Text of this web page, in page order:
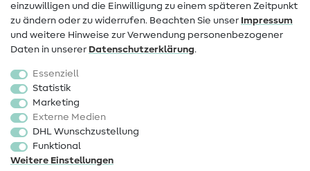
Beliebt
Stoffe
Sale
Schnittmuster
einzuwilligen und die Einwilligung zu einem späteren Zeitpunkt
zu ändern oder zu widerrufen. Beachten Sie unser Impressum
und weitere Hinweise zur Verwendung personenbezogener
Daten in unserer Daten­schutz­erklärung.
Essenziell
Statistik
Marketing
Externe Medien
DHL Wunschzustellung
Funktional
Weitere Einstellungen